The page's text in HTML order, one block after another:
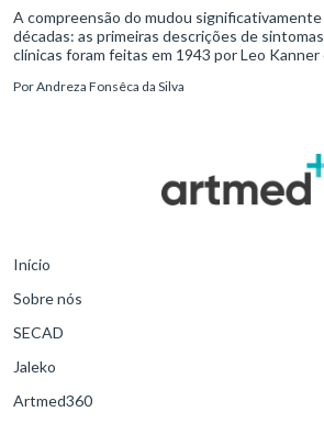
A compreensão do mudou significativamente ao longo das últimas
décadas: as primeiras descrições de
clínicas foram feitas em 1943 por Leo Kanner
PorAndreza Fonsêca da Silva
Início
Sobre nós
SECAD
Jaleko
Artmed360